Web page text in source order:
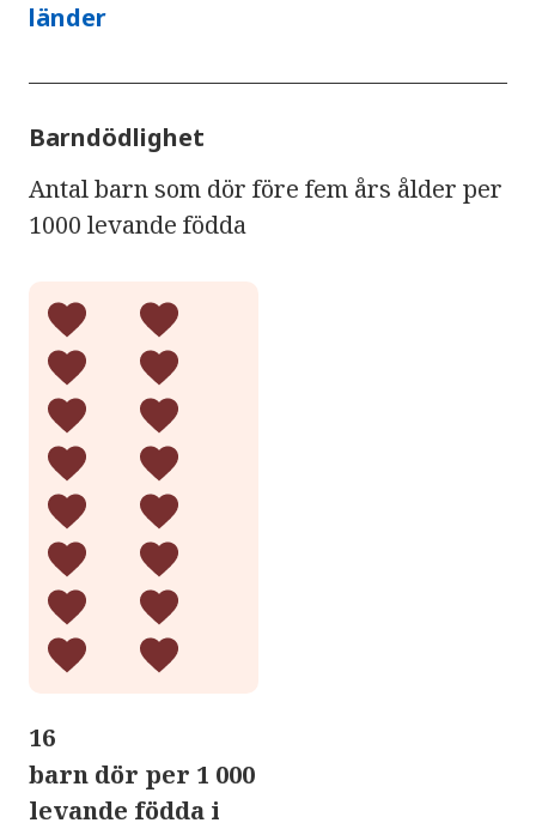
länder
Barndödlighet
Antal barn som dör före fem års ålder per
1000 levande födda
16
barn dör per 1 000
levande födda i